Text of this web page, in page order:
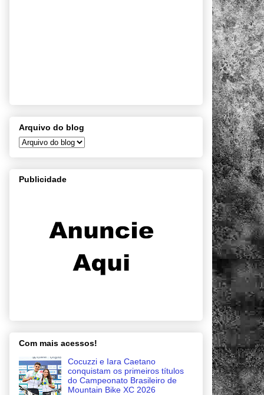
Arquivo do blog
Publicidade
Com mais acessos!
Cocuzzi e Iara Caetano
conquistam os primeiros títulos
do Campeonato Brasileiro de
Mountain Bike XC 2026